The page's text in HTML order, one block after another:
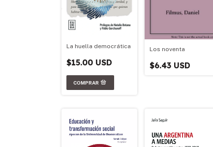
La huella democrática
$15.00 USD
Los noventa
$6.43 USD